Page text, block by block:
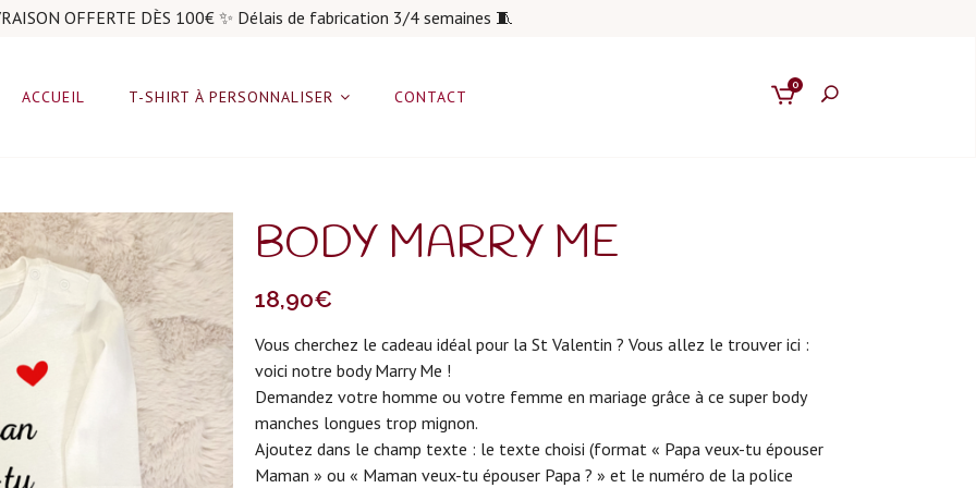
OFFERTE DÈS 100€ ✨ Délais de fabrication 3/4 semaines 🧵
0
ACCUEIL T-SHIRT À PERSONNALISER CONTACT
BODY MARRY ME
18,90€
Vous cherchez le cadeau idéal pour la St Valentin ? Vous allez le trouver ici :
voici notre body Marry Me !
Demandez votre homme ou votre femme en mariage grâce à ce super body
manches longues trop mignon.
Ajoutez dans le champ texte : le texte choisi (format « Papa veux-tu épouser
Maman » ou « Maman veux-tu épouser Papa ? » et le numéro de la police